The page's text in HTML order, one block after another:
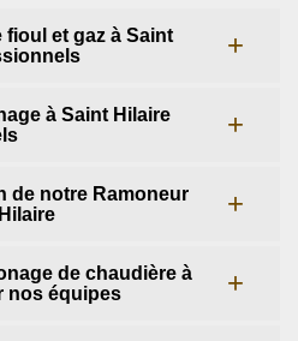
fioul et gaz à Saint
à Saint Hilaire
de notre Ramoneur
de chaudière à
nos équipes